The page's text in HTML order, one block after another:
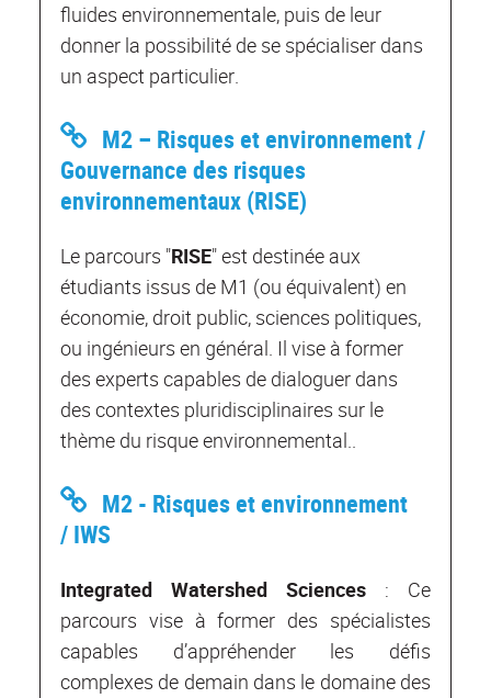
fluides environnementale, puis de leur
donner la possibilité de se spécialiser dans
un aspect particulier.
M2 – Risques et environnement /
Gouvernance des risques
environnementaux (RISE)
Le parcours "RISE" est destinée aux
étudiants issus de M1 (ou équivalent) en
économie, droit public, sciences politiques,
ou ingénieurs en général. Il vise à former
des experts capables de dialoguer dans
des contextes pluridisciplinaires sur le
thème du risque environnemental..
M2 - Risques et environnement
/ IWS
Integrated Watershed Sciences : Ce
parcours vise à former des spécialistes
capables d’appréhender les défis
complexes de demain dans le domaine des